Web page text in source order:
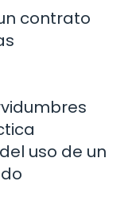
contrato
uso de un